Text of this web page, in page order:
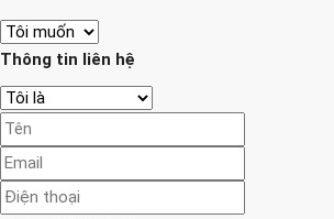
Thông tin liên hệ